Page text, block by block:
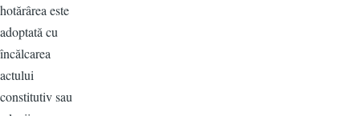
hotărârea este
adoptată cu
încălcarea
actului
constitutiv sau